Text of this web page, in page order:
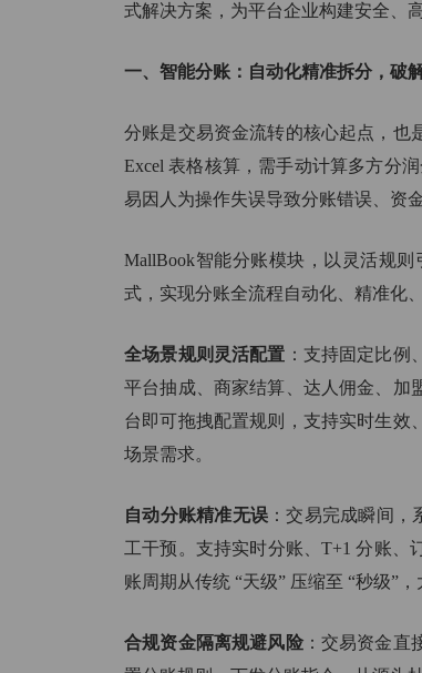
式解决方案，为平台企业构建安全、
一、智能分账：自动化精准拆分，破
分账是交易资金流转的核心起点，也
Excel 表格核算，需手动计算多方分
易因人为操作失误导致分账错误、资
MallBook智能分账模块，以灵活规
式，实现分账全流程自动化、精准化
全场景规则灵活配置 ：支持固定比
平台抽成、商家结算、达人佣金、加
台即可拖拽配置规则，支持实时生效
场景需求。
自动分账精准无误 ：交易完成瞬间
工干预。支持实时分账、T+1 分账、
账周期从传统 “天级” 压缩至 “秒级”
合规资金隔离规避风险：交易资金直